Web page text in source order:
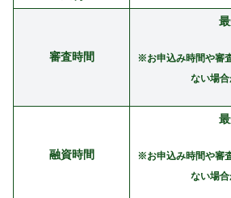
審査時間
※お申込み時間や審
ない場合
融資時間
※お申込み時間や審
ない場合